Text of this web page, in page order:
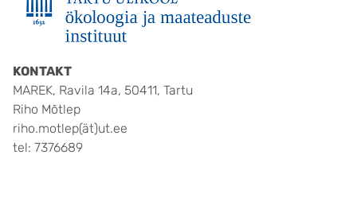
KONTAKT
MAREK, Ravila 14a, 50411, Tartu
Riho Mõtlep
riho.motlep(ät)ut.ee
tel: 7376689